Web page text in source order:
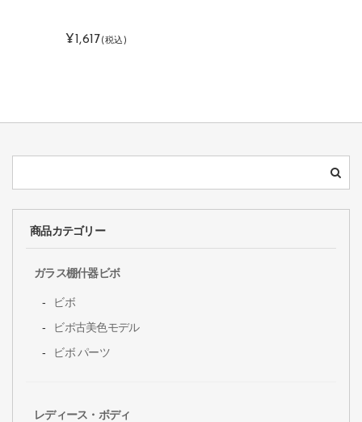
¥1,617(税込)
商品カテゴリー
ガラス棚什器ビボ
ビボ
ビボ古美色モデル
ビボ パーツ
レディース・ボディ